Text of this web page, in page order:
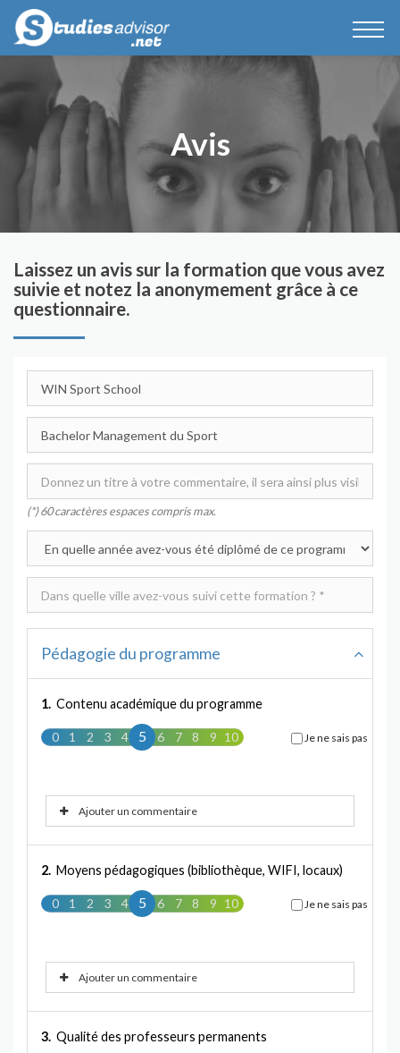
Avis
Laissez un avis sur la formation que vous avez
suivie et notez la anonymement grâce à ce
questionnaire.
(*) 60 caractères espaces compris max.
Pédagogie du programme
1. Contenu académique du programme
5
0 1 2 3 4 5 6 7 8 9 10 Je ne sais pas
Ajouter un commentaire
2. Moyens pédagogiques (bibliothèque, WIFI, locaux)
5
0 1 2 3 4 5 6 7 8 9 10 Je ne sais pas
Ajouter un commentaire
3. Qualité des professeurs permanents